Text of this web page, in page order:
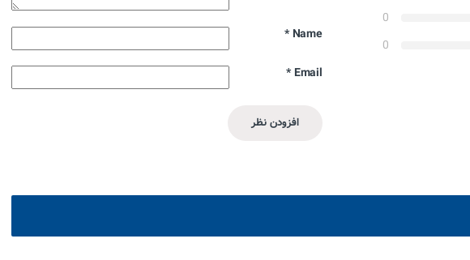
0
0
Name
*
Email
*